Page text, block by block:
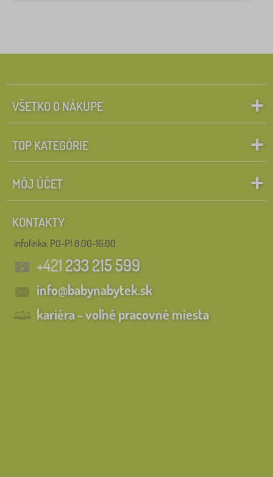
VŠETKO O NÁKUPE
TOP KATEGÓRIE
MÔJ ÚČET
KONTAKTY
infolinka: PO-PI 8:00-16:00
+421233 215 599
info@babynabytek.sk
kariéra - voľné pracovné miesta